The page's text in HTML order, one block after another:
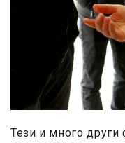
Тези и много други